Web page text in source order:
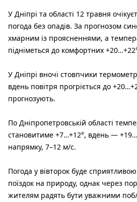
У Дніпрі та області 12 травня
погода без опадів. За прогнозом
хмарним із проясненнями, а
підніметься до комфортних
У Дніпрі вночі стовпчики
вдень повітря прогріється до
прогнозують.
По Дніпропетровській області
становитиме +7…+12°, вдень —
напрямку, 7–12 м/с.
Погода у вівторок буде
поїздок на природу, однак через
жителям радять бути уважними